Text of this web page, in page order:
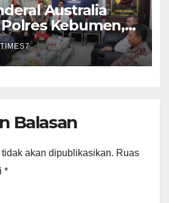
Australia
Kebumen,
TIMES7
Balasan
akan dipublikasikan. Ruas
*